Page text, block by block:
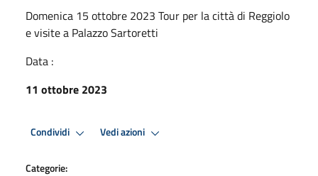
Domenica 15 ottobre 2023 Tour per la città di Reggiolo
e visite a Palazzo Sartoretti
Data :
11 ottobre 2023
Condividi Vedi azioni
Categorie: